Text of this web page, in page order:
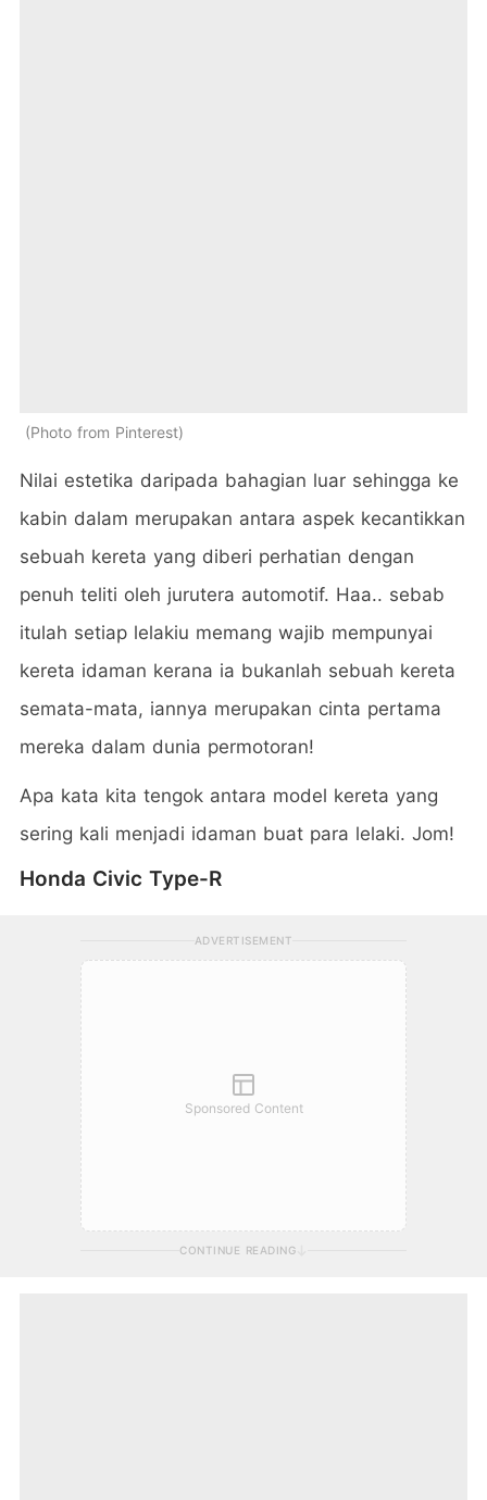
Photo from Pinterest
Nilai estetika daripada bahagian luar sehingga ke
kabin dalam merupakan antara aspek kecantikkan
sebuah kereta yang diberi perhatian dengan
penuh teliti oleh jurutera automotif. Haa.. sebab
itulah setiap lelakiu memang wajib mempunyai
kereta idaman kerana ia bukanlah sebuah kereta
semata-mata, iannya merupakan cinta pertama
mereka dalam dunia permotoran!
Apa kata kita tengok antara model kereta yang
sering kali menjadi idaman buat para lelaki. Jom!
Honda Civic Type-R
ADVERTISEMENT
Sponsored Content
CONTINUE READING